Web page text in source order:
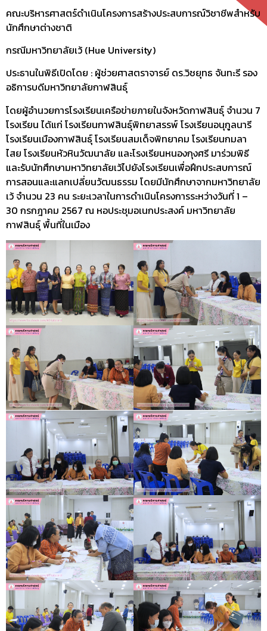
คณะบริหารศาสตร์ดำเนินโครงการสร้างประสบการณ์วิชาชีพสำหรับ
นักศึกษาต่างชาติ
กรณีมหาวิทยาลัยเว้ (Hue University)
ประธานในพิธีเปิดโดย : ผู้ช่วยศาสตราจารย์ ดร.วิชยุทธ จันทะรี รอง
อธิการบดีมหาวิทยาลัยกาฬสินธุ์
โดยผู้อำนวยการโรงเรียนเครือข่ายภายในจังหวัดกาฬสินธุ์ จำนวน 7
โรงเรียน ได้แก่ โรงเรียนกาฬสินธุ์พิทยาสรรพ์ โรงเรียนอนุกูลนารี
โรงเรียนเมืองกาฬสินธุ์ โรงเรียนสมเด็จพิทยาคม โรงเรียนกมลา
ไสย โรงเรียนหัวหินวัฒนาลัย และโรงเรียนหนองกุงศรี มาร่วมพิธี
และรับนักศึกษามหาวิทยาลัยเว้ไปยังโรงเรียนเพื่อฝึกประสบการณ์
การสอนและแลกเปลี่ยนวัฒนธรรม โดยมีนักศึกษาจากมหาวิทยาลัย
เว้ จำนวน 23 คน ระยะเวลาในการดำเนินโครงการระหว่างวันที่ 1 –
30 กรกฎาคม 2567 ณ หอประชุมอเนกประสงค์ มหาวิทยาลัย
กาฬสินธุ์ พื้นที่ในเมือง